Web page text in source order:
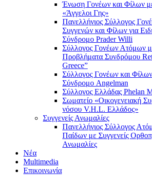
Ένωση Γονέων και Φίλων
«Άγγελοι Γης»
Πανελλήνιος Σύλλογος
Συγγενών και Φίλων για
Σύνδρομο Prader Willi
Σύλλογος Γονέων Ατόμων
Προβλήματα Συνδρόμου
Greece”
Σύλλογος Γονέων και
Σύνδρομο Angelman
Σύλλογος Ελλάδας Phelan
Σωματείο «Οικογενειακή
νόσου V.H.L. Ελλάδος»
Συγγενείς Ανωμαλίες
Πανελλήνιος Σύλλογος
Παίδων με Συγγενείς
Ανωμαλίες
Νέα
Multimedia
Επικοινωνία